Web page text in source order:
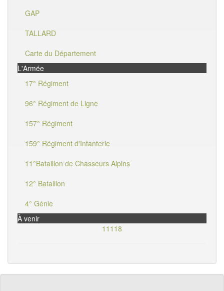
GAP
TALLARD
Carte du Département
L'Armée
17° Régiment
96° Régiment de Ligne
157° Régiment
159° Régiment d'Infanterie
11°Bataillon de Chasseurs Alpins
12° Bataillon
4° Génie
À venir
11118